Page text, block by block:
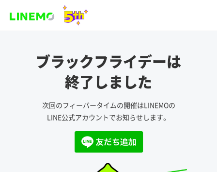
ブラックフライデーは
終了しました
次回のフィーバータイムの開催はLINEMOの
LINE公式アカウントでお知らせします。